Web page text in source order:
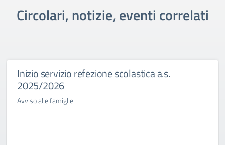
Circolari, notizie, eventi correlati
Inizio servizio refezione scolastica a.s.
2025/2026
Avviso alle famiglie